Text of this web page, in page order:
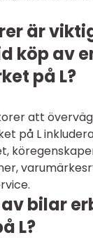
är
köp av
på L?
att
på L
bilar
L?